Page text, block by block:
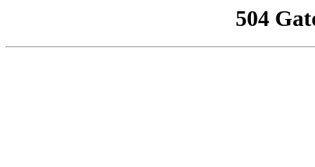
504